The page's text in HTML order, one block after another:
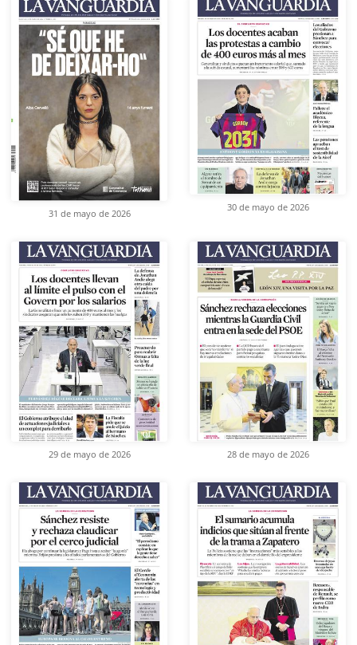
31 de mayo de 2026
30 de mayo de 2026
29 de mayo de 2026 28 de mayo de 2026